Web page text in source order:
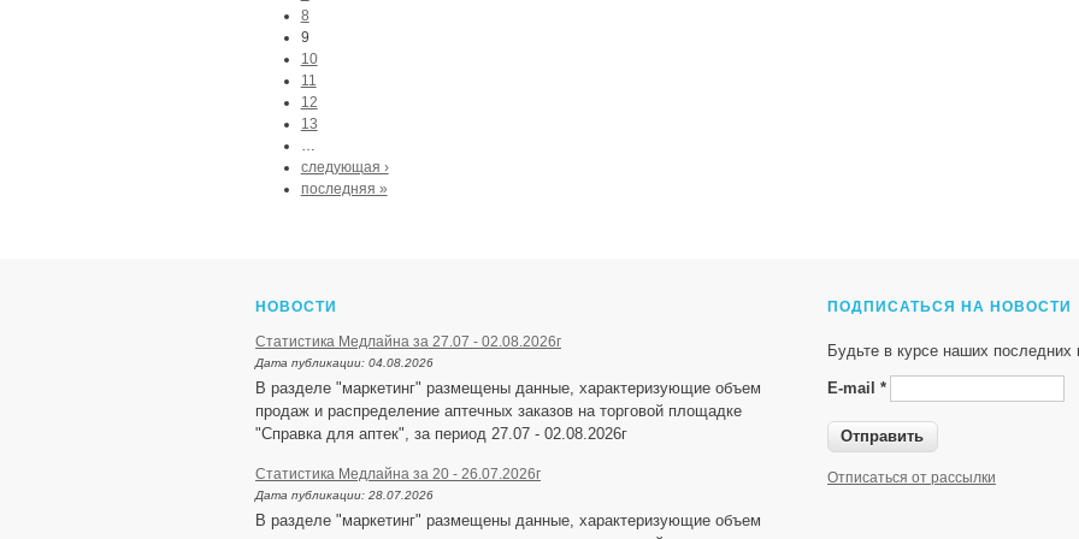
8
9
10
11
12
13
следующая ›
последняя »
НОВОСТИ
Статистика Медлайна за 27.07 - 02.08.2026г
Дата публикации: 04.08.2026
В разделе "маркетинг" размещены данные, характеризующие объем
продаж и распределение аптечных заказов на торговой площадке
"Справка для аптек", за период 27.07 - 02.08.2026г
Статистика Медлайна за 20 - 26.07.2026г
Дата публикации: 28.07.2026
В разделе "маркетинг" размещены данные, характеризующие объем
ПОДПИСАТЬСЯ НА НОВОСТИ
Будьте в курсе наших последних
E-mail *
Отписаться от рассылки